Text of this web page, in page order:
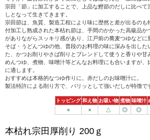
宗田「節」に加工することで、上品な鰹節のだしに比べて
しとなって生きてきます。
宗田節は、魚質、製造工程により味に歴然と差が出るのも
付加工し熟成された本枯れ節は、手間のかかった高級品か
がありながらスッキリ感があり、江戸前の蕎麦つゆなどに
そば・うどんつゆの他、普段のお料理の味に深みを出した
た、かつお削りやさば削りとブレンドして使うと香りや甘
めんつゆ、煮物、味噌汁等どんなお料理にも合いますが、
に適します。
おすすめは本格的なつゆ作りに。赤だしのお味噌汁に。
製法特許による削り方で、パリッとして強いだしが特徴で
トッピング 和え物 お吸い物 煮物 味噌汁
× × △ ◎ ◎
本枯れ宗田厚削り 200ｇ